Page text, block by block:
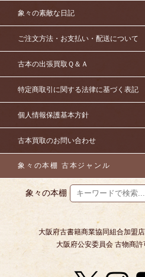
象々の素敵な日記
ご注文方法・お支払い・配送について
古本の出張買取Ｑ＆Ａ
特定商取引に関する法律に基づく表記
個人情報保護基本方針
古本買取のお問い合わせ
象々の本棚 古本ジャンル
象々の本棚
大阪府古書籍商業協同組合加盟
大阪府公安委員会 古物商許